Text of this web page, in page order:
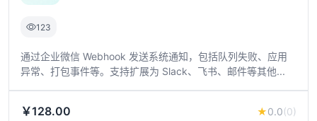
123
通过企业微信 Webhook 发送系统通知，包括队列失败、应用
异常、打包事件等。支持扩展为 Slack、飞书、邮件等其他...
￥128.00 ★0.0(0)